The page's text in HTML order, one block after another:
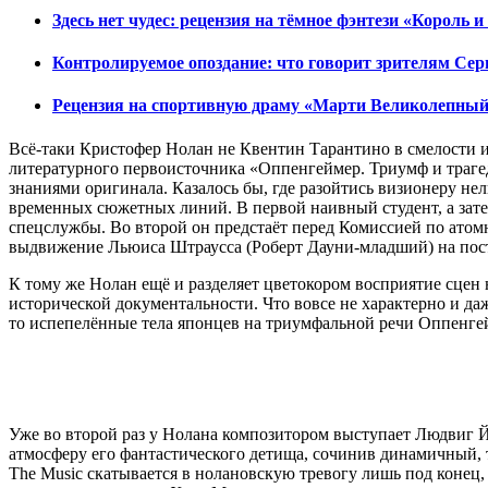
Здесь нет чудес: рецензия на тёмное фэнтези «Король
Контролируемое опоздание: что говорит зрителям
Рецензия на спортивную драму «Марти
Всё-таки Кристофер Нолан не Квентин Тарантино в смелости
литературного первоисточника «Оппенгеймер. Триумф и
знаниями оригинала. Казалось бы, где разойтись визионеру
временных сюжетных линий. В первой наивный студент, а
спецслужбы. Во второй он предстаёт перед Комиссией по
выдвижение Льюиса Штраусса (Роберт Дауни-младший) на
К тому же Нолан ещё и разделяет цветокором восприятие
исторической документальности. Что вовсе не характерно и
то испепелённые тела японцев на триумфальной речи
Уже во второй раз у Нолана композитором выступает Людвиг
атмосферу его фантастического детища, сочинив
The Music скатывается в нолановскую тревогу лишь под